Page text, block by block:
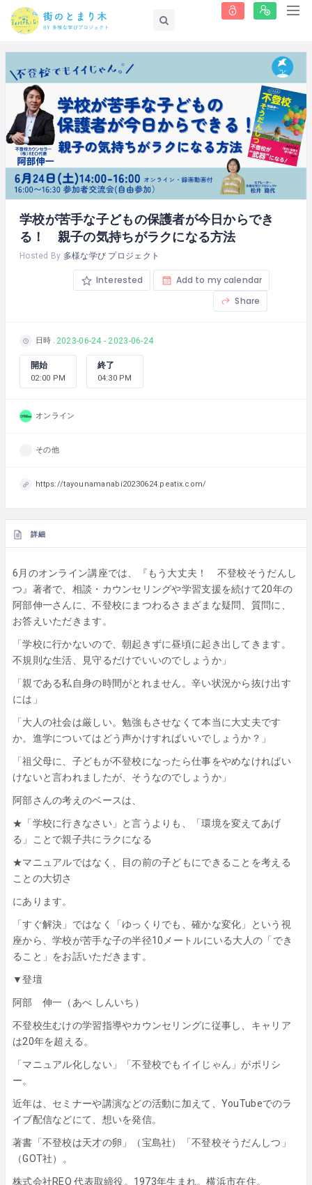
学校が苦手な子どもの保護者が今日からでき
る！ 親子の気持ちがラクになる方法
Hosted By 多様な学び プロジェクト
Interested
Add to my calendar
Share
日時 2023-06-24 - 2023-06-24
開始
02:00 PM
終了
04:30 PM
オンライン
その他
https://tayounamanabi20230624.peatix.com/
詳細
6月のオンライン講座では、『もう大丈夫！ 不登校そうだんし
つ』著者で、相談・カウンセリングや学習支援を続けて20年の
阿部伸一さんに、不登校にまつわるさまざまな疑問、質問に、
お答えいただきます。
「学校に行かないので、朝起きずに昼頃に起き出してきます。
不規則な生活、見守るだけでいいのでしょうか」
「親である私自身の時間がとれません。辛い状況から抜け出す
には」
「大人の社会は厳しい。勉強もさせなくて本当に大丈夫です
か。進学についてはどう声かけすればいいでしょうか？」
「祖父母に、子どもが不登校になったら仕事をやめなければい
けないと言われましたが、そうなのでしょうか」
阿部さんの考えのベースは、
★「学校に行きなさい」と言うよりも、「環境を変えてあげ
る」ことで親子共にラクになる
★マニュアルではなく、目の前の子どもにできることを考える
ことの大切さ
にあります。
「すぐ解決」ではなく「ゆっくりでも、確かな変化」という視
座から、学校が苦手な子の半径10メートルにいる大人の「でき
ること」をお話いただきます。
▼登壇
阿部 伸一（あべ しんいち）
不登校生むけの学習指導やカウンセリングに従事し、キャリア
は20年を超える。
「マニュアル化しない」「不登校でもイイじゃん」がポリシ
ー。
近年は、セミナーや講演などの活動に加えて、YouTubeでのラ
イブ配信などにて、想いを発信。
著書「不登校は天才の卵」（宝島社）「不登校そうだんしつ」
（GOT社）。
株式会社REO 代表取締役。1973年生まれ。横浜市在住。